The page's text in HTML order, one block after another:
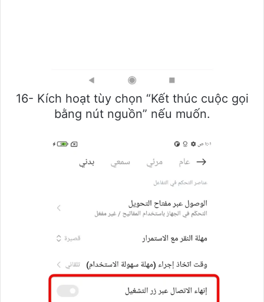
16- Kích hoạt tùy chọn “Kết thúc cuộc gọi
bằng nút nguồn” nếu muốn.